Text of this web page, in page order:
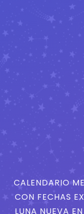
CALENDARIO
CON FECHAS
LUNA NUEVA